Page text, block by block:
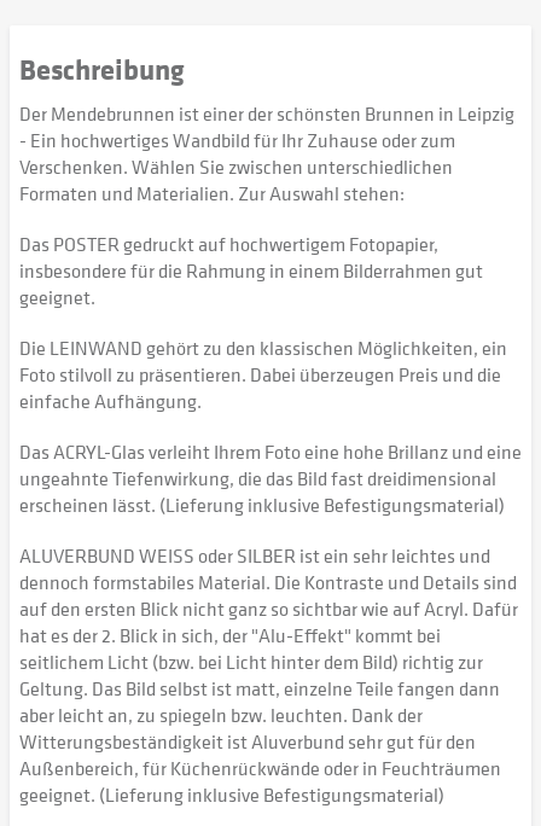
Beschreibung
Der Mendebrunnen ist einer der schönsten Brunnen in Leipzig
- Ein hochwertiges Wandbild für Ihr Zuhause oder zum
Verschenken. Wählen Sie zwischen unterschiedlichen
Formaten und Materialien. Zur Auswahl stehen:
Das POSTER gedruckt auf hochwertigem Fotopapier,
insbesondere für die Rahmung in einem Bilderrahmen gut
geeignet.
Die LEINWAND gehört zu den klassischen Möglichkeiten, ein
Foto stilvoll zu präsentieren. Dabei überzeugen Preis und die
einfache Aufhängung.
Das ACRYL-Glas verleiht Ihrem Foto eine hohe Brillanz und eine
ungeahnte Tiefenwirkung, die das Bild fast dreidimensional
erscheinen lässt. (Lieferung inklusive Befestigungsmaterial)
ALUVERBUND WEISS oder SILBER ist ein sehr leichtes und
dennoch formstabiles Material. Die Kontraste und Details sind
auf den ersten Blick nicht ganz so sichtbar wie auf Acryl. Dafür
hat es der 2. Blick in sich, der "Alu-Effekt" kommt bei
seitlichem Licht (bzw. bei Licht hinter dem Bild) richtig zur
Geltung. Das Bild selbst ist matt, einzelne Teile fangen dann
aber leicht an, zu spiegeln bzw. leuchten. Dank der
Witterungsbeständigkeit ist Aluverbund sehr gut für den
Außenbereich, für Küchenrückwände oder in Feuchträumen
geeignet. (Lieferung inklusive Befestigungsmaterial)